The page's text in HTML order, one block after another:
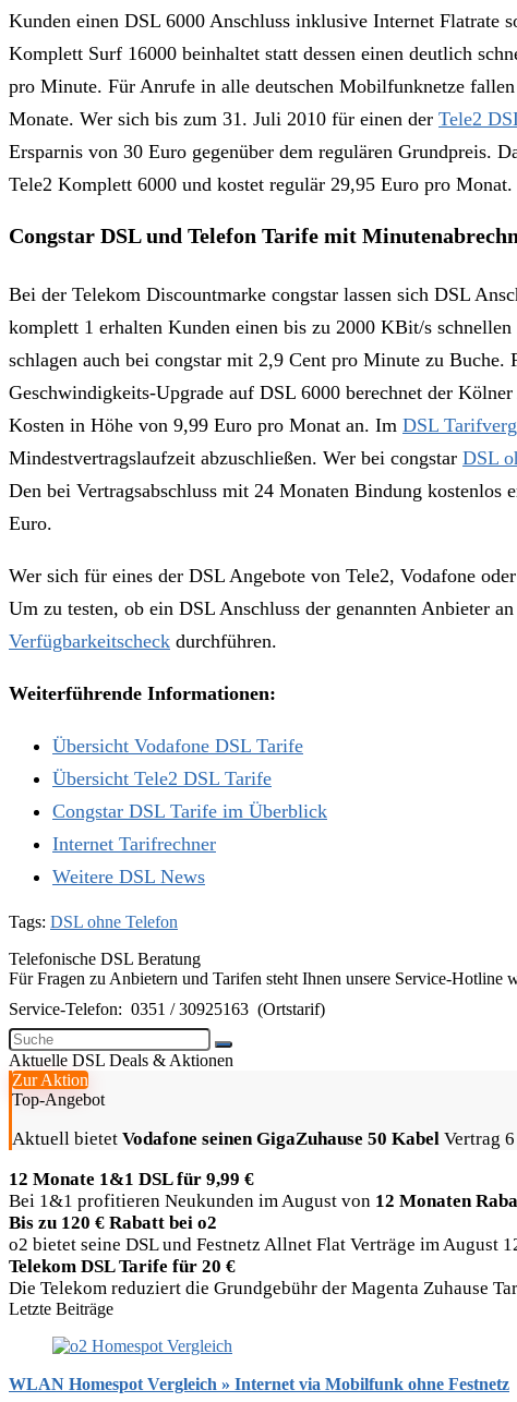
Kunden einen DSL 6000 Anschluss inklusive Internet Flatrate
Komplett Surf 16000 beinhaltet statt dessen einen deutlich
pro Minute. Für Anrufe in alle deutschen Mobilfunknetze
Monate. Wer sich bis zum 31. Juli 2010 für einen der Tele2
Ersparnis von 30 Euro gegenüber dem regulären Grundpreis.
Tele2 Komplett 6000 und kostet regulär 29,95 Euro pro Monat.
Congstar DSL und Telefon Tarife mit
Bei der Telekom Discountmarke congstar lassen sich DSL
komplett 1 erhalten Kunden einen bis zu 2000 KBit/s
schlagen auch bei congstar mit 2,9 Cent pro Minute zu
Geschwindigkeits-Upgrade auf DSL 6000 berechnet der
Kosten in Höhe von 9,99 Euro pro Monat an. Im DSL
Mindestvertragslaufzeit abzuschließen. Wer bei congstar DSL
Den bei Vertragsabschluss mit 24 Monaten Bindung
Euro.
Wer sich für eines der DSL Angebote von Tele2, Vodafone
Um zu testen, ob ein DSL Anschluss der genannten Anbieter
Verfügbarkeitscheck durchführen.
Weiterführende Informationen:
Übersicht Vodafone DSL Tarife
Übersicht Tele2 DSL Tarife
Congstar DSL Tarife im Überblick
Internet Tarifrechner
Weitere DSL News
Tags: DSL ohne Telefon
Telefonische DSL Beratung
Für Fragen zu Anbietern und Tarifen steht Ihnen unsere Service-Hotline
Service-Telefon: 0351 / 30925163 (Ortstarif)
Aktuelle DSL Deals & Aktionen
Zur Aktion
Top-Angebot
Aktuell bietet Vodafone seinen GigaZuhause 50 Kabel Vertrag
12 Monate 1&1 DSL für 9,99 €
Bei 1&1 profitieren Neukunden im August von 12 Monaten
Bis zu 120 € Rabatt bei o2
o2 bietet seine DSL und Festnetz Allnet Flat Verträge im
Telekom DSL Tarife für 20 €
Die Telekom reduziert die Grundgebühr der Magenta Zuhause
Letzte Beiträge
WLAN Homespot Vergleich » Internet via Mobilfunk ohne Festnetz